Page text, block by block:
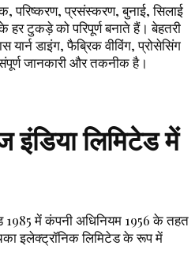
परिष्करण, प्रसंस्करण, बुनाई, सिलाई
टुकड़े को परिपूर्ण बनाते हैं। बेहतरी
यार्न डाइंग, फैब्रिक वीविंग, प्रोसेसिंग
जानकारी और तकनीक है।
इंडिया लिमिटेड में
1985 में कंपनी अधिनियम 1956 के तहत
इलेक्ट्रॉनिक लिमिटेड के रूप में